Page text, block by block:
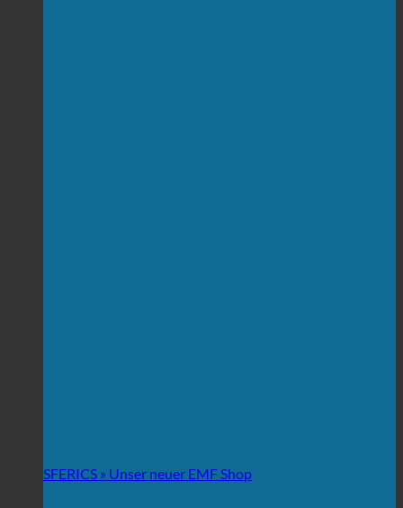
SFERICS » Unser neuer EMF Shop